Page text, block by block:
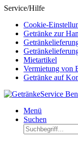
Service/Hilfe
Cookie-
Getränke zur
Mietartikel
Vermietung von
Getränke auf
Menü
Suchen